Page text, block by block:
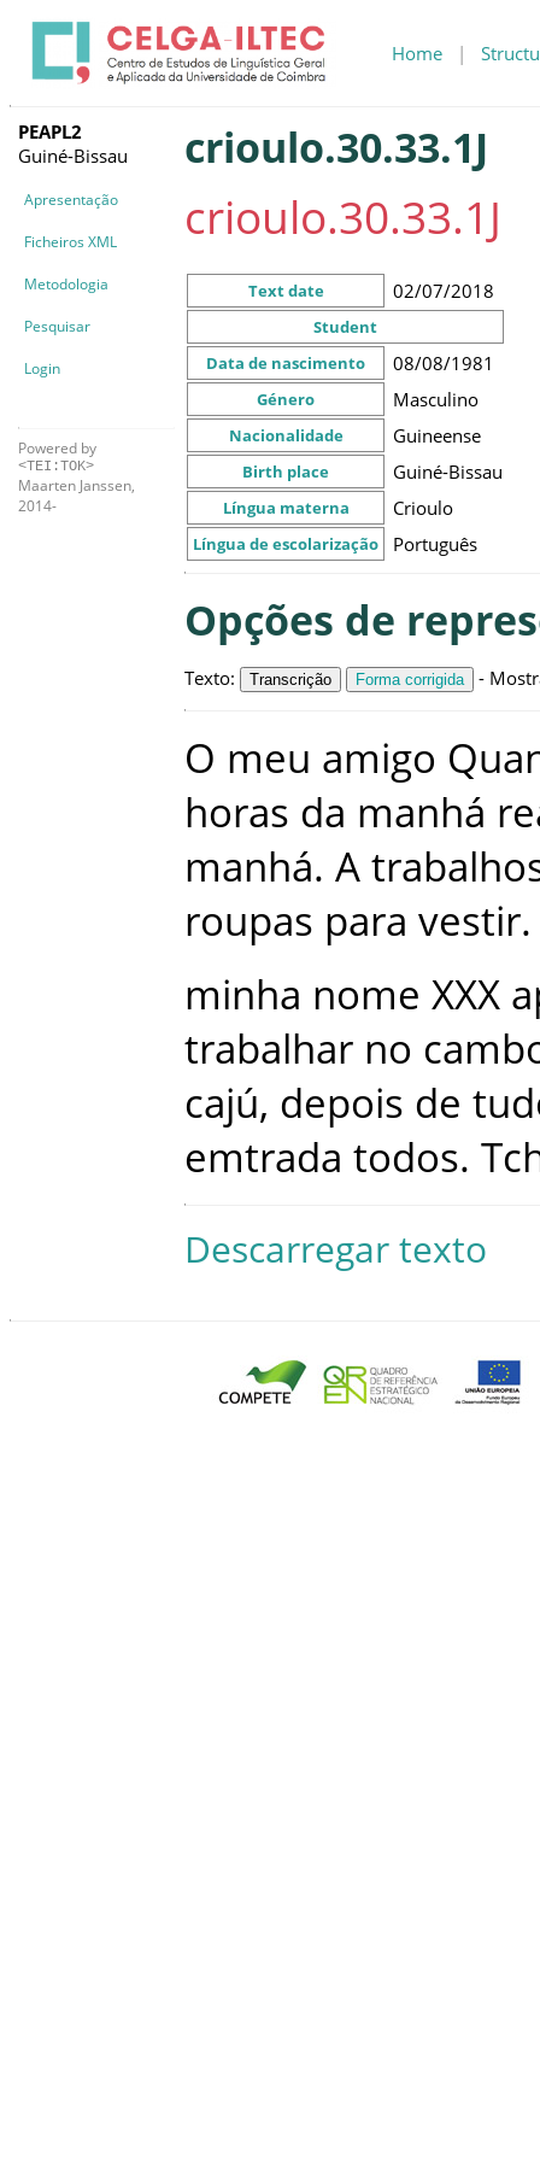
Home |
PEAPL2
Guiné-Bissau
Apresentação
Ficheiros XML
Metodologia
Pesquisar
Login
Powered by
<TEI:TOK>
Maarten Janssen,
2014-
crioulo.30.33.1J
crioulo.30.33.1J
Text date 02/07/2018
Student
Data de nascimento
08/08/1981
Género Masculino
Nacionalidade Guineense
Birth place Guiné-Bissau
Língua materna Crioulo
Língua de escolarização Português
Opções de
Texto: Transcrição Forma corrigida -
O meu amigo
horas da manhá
manhá. A
roupas para vestir.
minha nome XXX
trabalhar no
cajú, depois de
emtrada todos.
Descarregar texto